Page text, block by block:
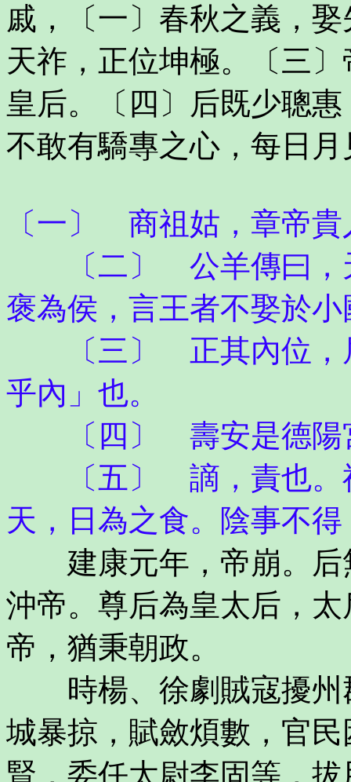
戚，〔一〕春秋之義，
天祚，正位坤極。〔三
皇后。〔四〕后既少聰
不敢有驕專之心，每日
〔一〕 商祖姑，章帝
〔二〕 公羊傳曰，天
褒為侯，言王者不娶於小
〔三〕 正其內位，居
乎內」也。
〔四〕 壽安是德陽
〔五〕 謫，責也。禮
天，日為之食。陰事不
建康元年，帝崩。后
沖帝。尊后為皇太后，
帝，猶秉朝政。
時楊、徐劇賊寇擾州
城暴掠，賦斂煩數，官
賢，委任太尉李固等，